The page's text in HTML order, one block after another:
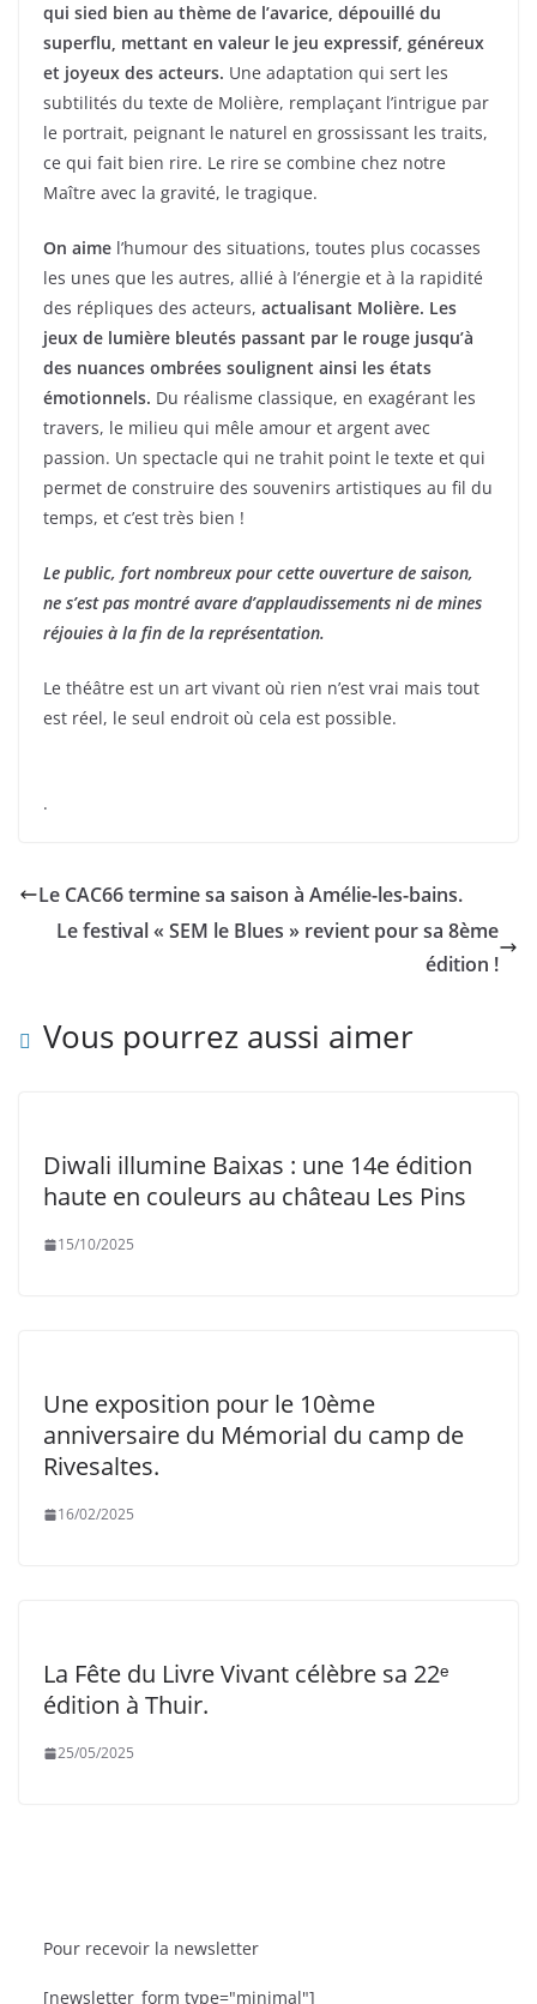
qui sied bien au thème de l’avarice, dépouillé du
superflu, mettant en valeur le jeu expressif, généreux
et joyeux des acteurs. Une adaptation qui sert les
subtilités du texte de Molière, remplaçant l’intrigue par
le portrait, peignant le naturel en grossissant les traits,
ce qui fait bien rire. Le rire se combine chez notre
Maître avec la gravité, le tragique.
On aime l’humour des situations, toutes plus cocasses
les unes que les autres, allié à l’énergie et à la rapidité
des répliques des acteurs, actualisant Molière. Les
jeux de lumière bleutés passant par le rouge jusqu’à
des nuances ombrées soulignent ainsi les états
émotionnels. Du réalisme classique, en exagérant les
travers, le milieu qui mêle amour et argent avec
passion. Un spectacle qui ne trahit point le texte et qui
permet de construire des souvenirs artistiques au fil du
temps, et c’est très bien !
Le public, fort nombreux pour cette ouverture de saison,
ne s’est pas montré avare d’applaudissements ni de mines
réjouies à la fin de la représentation.
Le théâtre est un art vivant où rien n’est vrai mais tout
est réel, le seul endroit où cela est possible.
.
Le CAC66 termine sa saison à Amélie-les-bains.
Le festival « SEM le Blues » revient pour sa 8ème
édition !
Vous pourrez aussi aimer
Diwali illumine Baixas : une 14e édition
haute en couleurs au château Les Pins
15/10/2025
Une exposition pour le 10ème
anniversaire du Mémorial du camp de
Rivesaltes.
16/02/2025
La Fête du Livre Vivant célèbre sa 22ᵉ
édition à Thuir.
25/05/2025
Pour recevoir la newsletter
[newsletter_form type="minimal"]